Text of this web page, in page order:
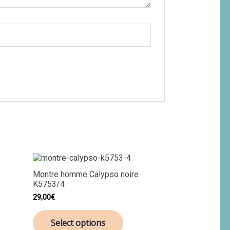
Montre homme Calypso noire
K5753/4
29,00€
Select options